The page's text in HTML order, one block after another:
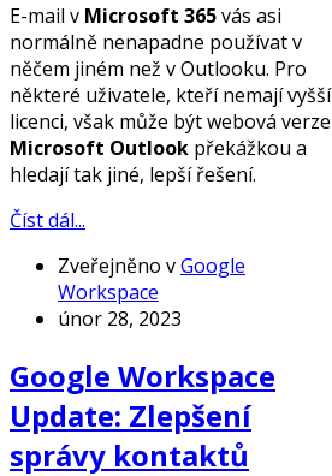
E-mail v Microsoft 365vás asi
normálně nenapadne používat v
něčem jiném než v Outlooku. Pro
některé uživatele, kteří nemají vyšší
licenci, však může být webová verze
Microsoft Outlook překážkou a
hledají tak jiné, lepší řešení.
Číst dál...
Zveřejněno vGoogle
Workspace
únor 28, 2023
Google Workspace
Update: Zlepšení
správy kontaktů